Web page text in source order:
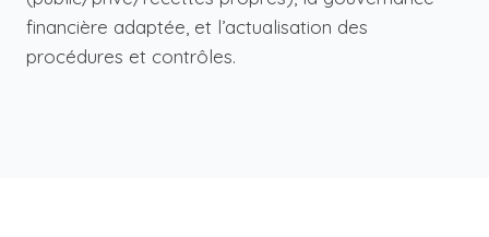
financière adaptée, et l’actualisation des
procédures et contrôles.